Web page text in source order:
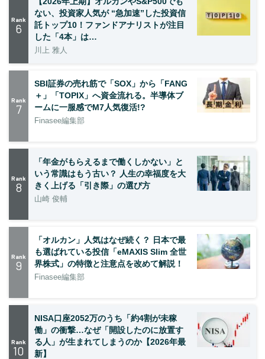
Rank
6
ない、投資家人気が “急加速”した投資信
託トップ10！ファンドアナリストが注目
した「4本」は…
川上 雅人
Rank
7
SBI証券の売れ筋で「SOX」から「FANG
＋」「TOPIX」へ資金流れる。半導体ブ
ームに一服感でM7人気復活!?
Finasee編集部
Rank
8
「年金がもらえるまで働くしかない」と
いう常識はもう古い？ 人生の幸福度を大
きく上げる「引き際」の選び方
山崎 俊輔
Rank
9
「オルカン」人気はなぜ続く？ 日本で最
も選ばれている投信「eMAXIS Slim 全世
界株式」の特徴と注意点を改めて解説！
Finasee編集部
Rank
10
NISA口座2052万のうち「約4割が未稼
働」の衝撃…なぜ「開設したのに放置す
る人」が生まれてしまうのか【2026年最
新】